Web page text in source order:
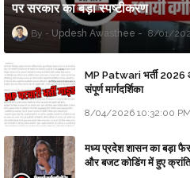
पर सरकार का बड़ा स्पष्टीकरण
Updesh Awasthee 8/01/
MP Patwari भर्ती 2026
संपूर्ण मार्गदर्शिका
8/04/2026 10:32:00 PM
मध्य प्रदेश शासन का बड़ा
और बजट कोडिंग में हुए